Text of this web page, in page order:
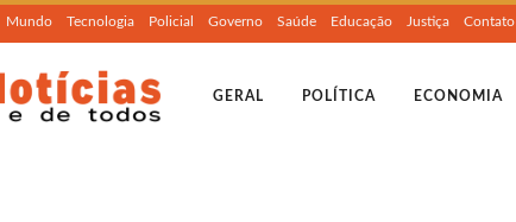
Mundo Tecnologia Policial Governo Saúde Educação Justiça Contato
GERAL POLÍTICA ECONOMIA